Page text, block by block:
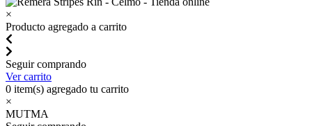
×
Producto agregado a carrito
Seguir comprando
Ver carrito
0 item(s) agregado tu carrito
×
MUTMA